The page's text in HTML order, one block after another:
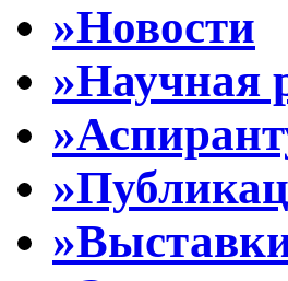
»Новости
»Научная